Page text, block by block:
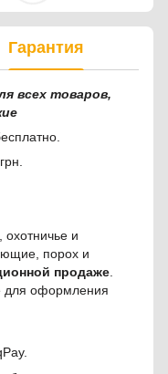
Гарантия
всех товаров,
и
порох и
продаже
для оформления